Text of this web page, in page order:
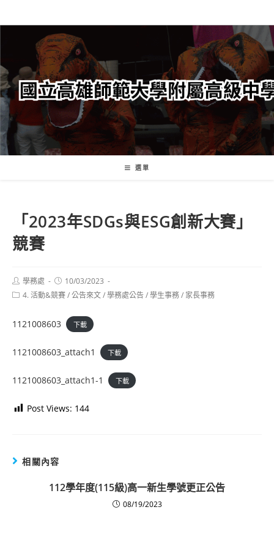
轉
要
內
容
選單
「2023年SDGs與ESG創新大賽」
競賽
Post
author:
學務處
Post
published:
10/03/2023
Post4. 活動&競賽/公告來文/學務處公告/學生事務/ 家長事務
1121008603 下載
1121008603_attach1 下載
1121008603_attach1-1 下載
Post Views: 144
相關內容
112學年度(115級)高一新生學號更正公告
08/19/2023